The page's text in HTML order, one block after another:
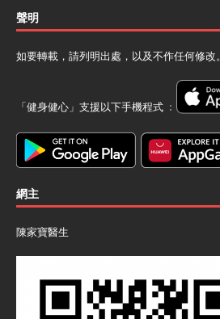
聲明
如要轉載，請列明出處，以及不作任何修改。
「健身健心」支援以下手機程式 ﹕
網主
陳家寶醫生